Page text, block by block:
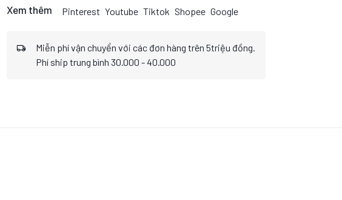
Xem thêm Pinterest Youtube Tiktok Shopee Google
Miễn phí vận chuyển với các đơn hàng trên 5triệu đồng.
Phí ship trung bình 30.000 - 40.000